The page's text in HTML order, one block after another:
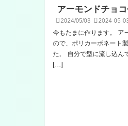
アーモンドチョ
2024/05/03 2024-05-
今もたまに作ります。 ア
ので、ポリカーボネート
た。 自分で型に流し込ん
[…]